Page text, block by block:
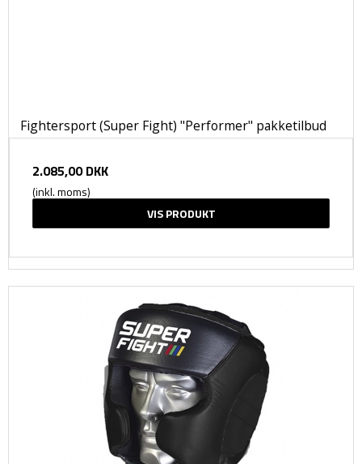
Fightersport (Super Fight) "Performer" pakketilbud
2.085,00 DKK
(inkl. moms)
VIS PRODUKT